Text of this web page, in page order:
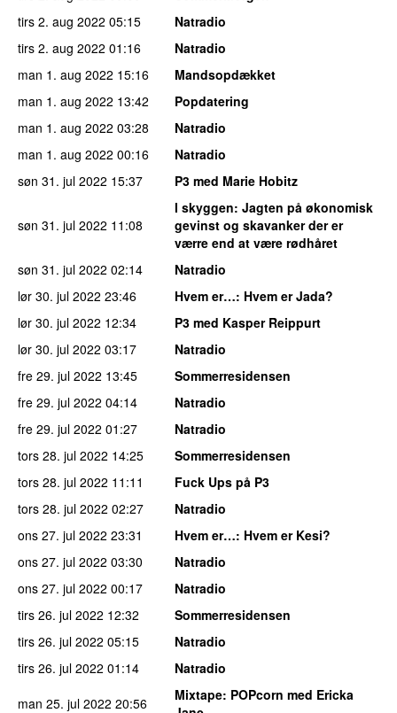
tirs 2. aug 2022 05:15
Natradio
tirs 2. aug 2022 01:16
Natradio
man 1. aug 2022 15:16
Mandsopdækket
man 1. aug 2022 13:42
Popdatering
man 1. aug 2022 03:28
Natradio
man 1. aug 2022 00:16
Natradio
søn 31. jul 2022 15:37 P3 med Marie Hobitz
søn 31. jul 2022 11:08
I skyggen: Jagten på økonomisk
gevinst og skavanker der er
værre end at være rødhåret
søn 31. jul 2022 02:14
Natradio
lør 30. jul 2022 23:46 Hvem er…: Hvem er Jada?
lør 30. jul 2022 12:34
P3 med Kasper Reippurt
lør 30. jul 2022 03:17
Natradio
fre 29. jul 2022 13:45
Sommerresidensen
fre 29. jul 2022 04:14
Natradio
fre 29. jul 2022 01:27
Natradio
tors 28. jul 2022 14:25
Sommerresidensen
tors 28. jul 2022 11:11
Fuck Ups på P3
tors 28. jul 2022 02:27
Natradio
ons 27. jul 2022 23:31 Hvem er…: Hvem er Kesi?
ons 27. jul 2022 03:30
Natradio
ons 27. jul 2022 00:17
Natradio
tirs 26. jul 2022 12:32
Sommerresidensen
tirs 26. jul 2022 05:15
Natradio
tirs 26. jul 2022 01:14
Natradio
man 25. jul 2022 20:56 Mixtape: POPcorn med Ericka